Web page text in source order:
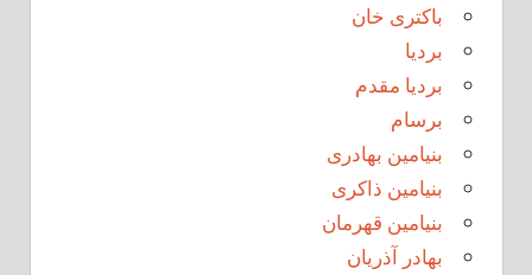
باکتری خان
بردیا
بردیا مقدم
برسام
بنیامین بهادری
بنیامین ذاکری
بنیامین قهرمان
بهادر آذریان